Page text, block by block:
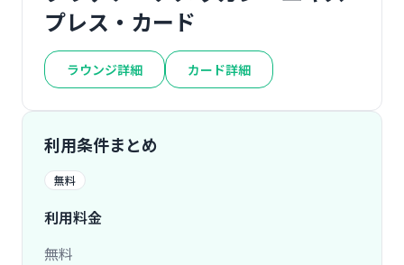
プレス・カード
ラウンジ詳細 カード詳細
利用条件まとめ
無料
利用料金
無料